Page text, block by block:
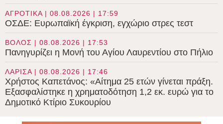
ΑΓΡΟΤΙΚΑ | 08.08.2026 | 17:59
ΟΣΔΕ: Ευρωπαϊκή έγκριση, εγχώριο στρες τεστ
ΒΟΛΟΣ | 08.08.2026 | 17:53
Πανηγυρίζει η Μονή του Αγίου Λαυρεντίου στο Πήλιο
ΛΑΡΙΣΑ | 08.08.2026 | 17:46
Χρήστος Καπετάνος: «Αίτημα 25 ετών γίνεται πράξη.
Εξασφαλίστηκε η χρηματοδότηση 1,2 εκ. ευρώ για το
Δημοτικό Κτίριο Συκουρίου